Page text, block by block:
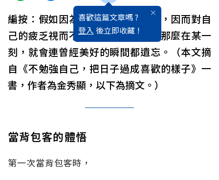
喜歡這篇文章嗎 ?
登入 後立即收藏 !
編按：假如因為想和對方好好相處，因而對自
己的疲乏視而不見，太為難自己，那麼在某一
刻，就會連曾經美好的瞬間都遺忘。（本文摘
自《不勉強自己，把日子過成喜歡的樣子》一
書，作者為金秀顯，以下為摘文。）
當背包客的體悟
第一次當背包客時，